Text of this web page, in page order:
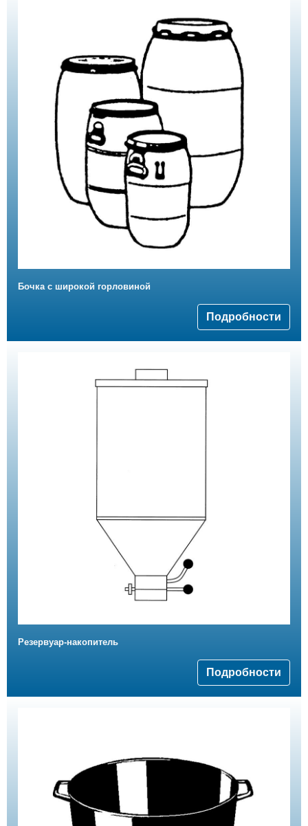
Бочка с широкой горловиной
Подробности
Резервуар-накопитель
Подробности